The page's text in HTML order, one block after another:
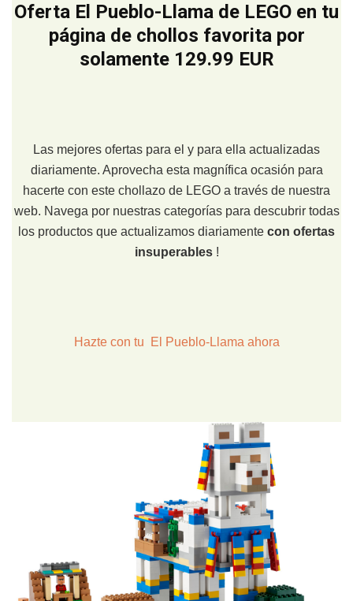
Oferta El Pueblo-Llama de LEGO en tu
página de chollos favorita por
solamente 129.99 EUR
Las mejores ofertas para el y para ella actualizadas
diariamente. Aprovecha esta magnífica ocasión para
hacerte con este chollazo de LEGO a través de nuestra
web. Navega por nuestras categorías para descubrir todas
los productos que actualizamos diariamente con ofertas
insuperables!
Hazte con tu El Pueblo-Llama ahora